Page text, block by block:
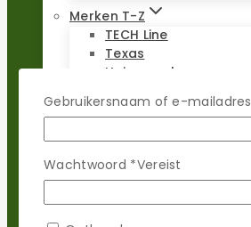
Merken T-Z
TECH Line
Texas
Universeel
Wiper
Worx Landroid
Yardforce
Zoef Robot
Gebruikersnaam of e-mailadres
Wachtwoord *Vereist